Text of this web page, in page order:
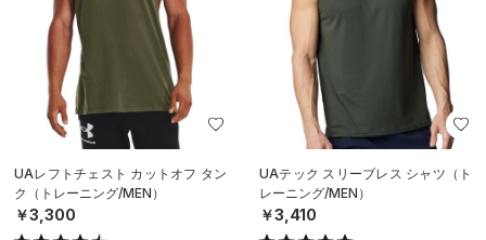
UAレフトチェスト カットオフ タン
ク（トレーニング/MEN）
￥3,300
UAテック スリーブレス シャツ（ト
レーニング/MEN）
￥3,410